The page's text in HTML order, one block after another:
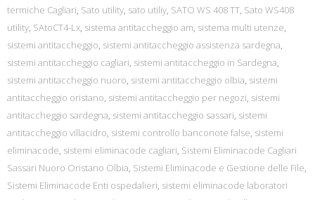
termiche Cagliari, Sato utility, sato utiliy, SATO WS 408 TT, Sato WS408
utility, SAtoCT4-Lx, sistema antitaccheggio am, sistema multi utenze,
sistemi antitaccheggio, sistemi antitaccheggio assistenza sardegna,
sistemi antitaccheggio cagliari, sistemi antitaccheggio in Sardegna,
sistemi antitaccheggio nuoro, sistemi antitaccheggio olbia, sistemi
antitaccheggio oristano, sistemi antitaccheggio per negozi, sistemi
antitaccheggio sardegna, sistemi antitaccheggio sassari, sistemi
antitaccheggio villacidro, sistemi controllo banconote false, sistemi
eliminacode, sistemi eliminacode cagliari, Sistemi Eliminacode Cagliari
Sassari Nuoro Oristano Olbia, Sistemi Eliminacode e Gestione delle File,
Sistemi Eliminacode Enti ospedalieri, sistemi eliminacode laboratori